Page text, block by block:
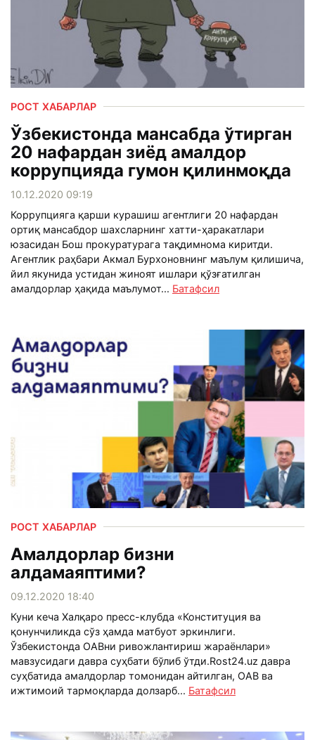
РОСТ ХАБАРЛАР
Ўзбекистонда мансабда ўтирган
20 нафардан зиёд амалдор
коррупцияда гумон қилинмоқда
10.12.2020 09:19
Коррупцияга қарши курашиш агентлиги 20 нафардан
ортиқ мансабдор шахсларнинг хатти-ҳаракатлари
юзасидан Бош прокуратурага тақдимнома киритди.
Агентлик раҳбари Акмал Бурхоновнинг маълум қилишича,
йил якунида устидан жиноят ишлари қўзғатилган
амалдорлар ҳақида маълумот... Батафсил
РОСТ ХАБАРЛАР
Амалдорлар бизни
алдамаяптими?
09.12.2020 18:40
Куни кеча Халқаро пресс-клубда «Конституция ва
қонунчиликда сўз ҳамда матбуот эркинлиги.
Ўзбекистонда ОАВни ривожлантириш жараёнлари»
мавзусидаги давра суҳбати бўлиб ўтди.Rost24.uz давра
суҳбатида амалдорлар томонидан айтилган, ОАВ ва
ижтимоий тармоқларда долзарб... Батафсил